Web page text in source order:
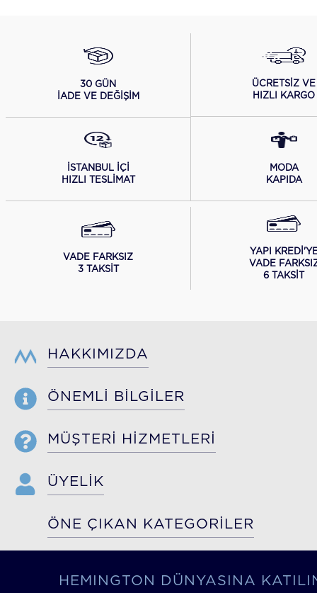
30 GÜN
İADE VE DEĞİŞİM
ÜCRETSİZ VE
HIZLI KARGO
İSTANBUL İÇİ
HIZLI TESLİMAT
MODA
KAPIDA
VADE FARKSIZ
3 TAKSİT
YAPI
VADE
6 TAKSİT
HAKKIMIZDA
ÖNEMLİ BİLGİLER
MÜŞTERİ HİZMETLERİ
ÜYELİK
ÖNE ÇIKAN KATEGORİLER
HEMINGTON DÜNYASINA